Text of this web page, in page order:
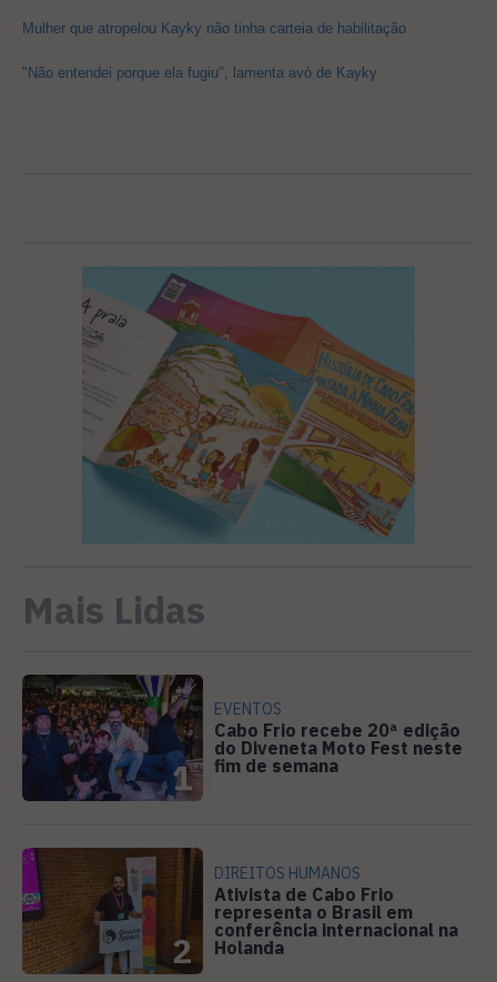
Mulher que atropelou Kayky não tinha carteia de habilitação
"Não entendei porque ela fugiu", lamenta avó de Kayky
Mais Lidas
1
EVENTOS
Cabo Frio recebe 20ª edição
do Diveneta Moto Fest neste
fim de semana
2
DIREITOS HUMANOS
Ativista de Cabo Frio
representa o Brasil em
conferência internacional na
Holanda